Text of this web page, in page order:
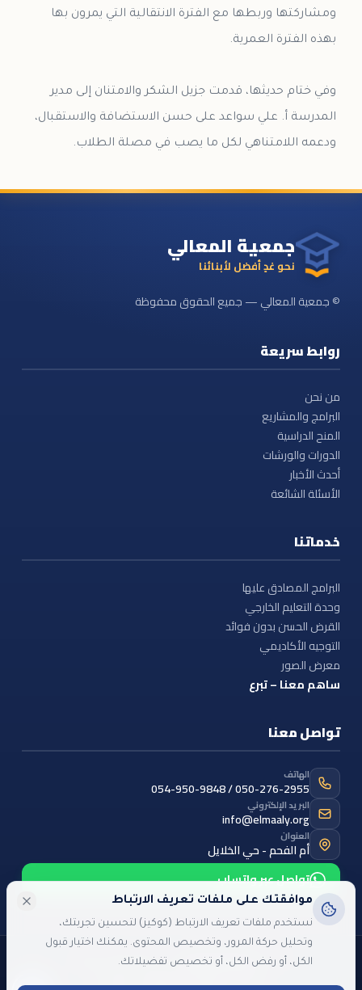
ومشاركتها وربطها مع الفترة الانتقالية التي يمرون بها
وفي ختام حديثها، قدمت جزيل الشكر والامتنان إلى مدير
المدرسة أ. علي سواعد على حسن الاستضافة والاستقبال،
ودعمه اللامتناهي لكل ما يصب في مصلة الطلاب.
جمعية المعالي
نحو غدٍ أفضل لأبنائنا
© جمعية المعالي — جميع الحقوق محفوظة
روابط سريعة
من نحن
البرامج والمشاريع
المنح الدراسية
الدورات والورشات
أحدث الأخبار
الأسئلة الشائعة
خدماتنا
البرامج المصادق عليها
وحدة التعليم الخارجي
القرض الحسن بدون فوائد
التوجيه الأكاديمي
معرض الصور
ساهم معنا – تبرع
تواصل معنا
الهاتف
054-950-9848 / 050-276-2955
البريد الإلكتروني
info@elmaaly.org
العنوان
أم الفحم - حي الخلايل
تواصل عبر واتساب
©
2026جمعية المعالي— جميع الحقوق محفوظة
اللغة: العربية English עברית
موافقتك على ملفات تعريف الارتباط
نستخدم ملفات تعريف الارتباط (كوكيز) لتحسين تجربتك،
وتحليل حركة المرور، وتخصيص المحتوى. يمكنك اختيار قبول
الكل، أو رفض الكل، أو تخصيص تفضيلاتك.